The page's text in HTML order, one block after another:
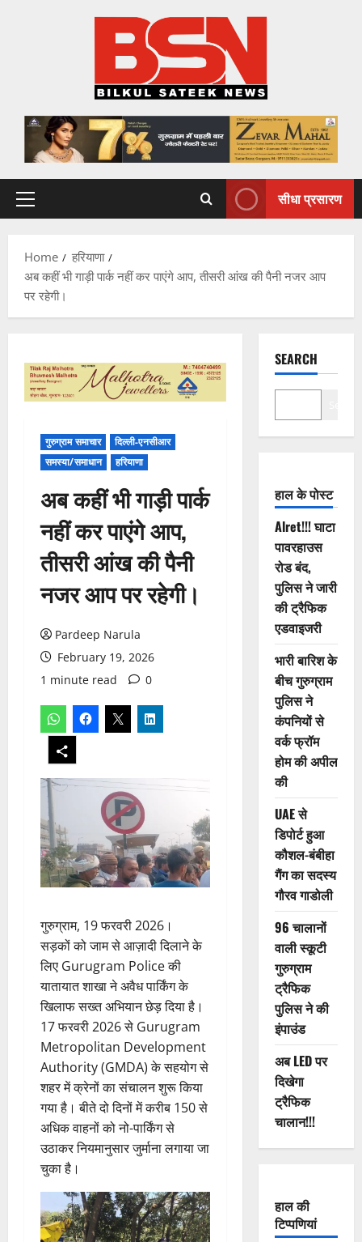
Primary
सीधा प्रसारण
Home
हरियाणा
अब कहीं भी गाड़ी पार्क नहीं कर पाएंगे आप, तीसरी आंख की पैनी नजर आप
पर रहेगी।
गुरुग्राम समाचार
दिल्ली-एनसीआर
समस्या/समाधान
हरियाणा
अब कहीं भी गाड़ी पार्क
नहीं कर पाएंगे आप,
तीसरी आंख की पैनी
नजर आप पर रहेगी।
Pardeep Narula
February 19, 2026
1 minute read
0
गुरुग्राम, 19 फरवरी 2026।
सड़कों को जाम से आज़ादी दिलाने के
लिए Gurugram Police की
यातायात शाखा ने अवैध पार्किंग के
खिलाफ सख्त अभियान छेड़ दिया है।
17 फरवरी 2026 से Gurugram
Metropolitan Development
Authority (GMDA) के सहयोग से
शहर में क्रेनों का संचालन शुरू किया
गया है। बीते दो दिनों में करीब 150 से
अधिक वाहनों को नो-पार्किंग से
उठाकर नियमानुसार जुर्माना लगाया जा
चुका है।
SEARCH
हाल के पोस्ट
Alret!!! घाटा
पावरहाउस
रोड बंद,
पुलिस ने जारी
की ट्रैफिक
एडवाइजरी
भारी बारिश के
बीच गुरुग्राम
पुलिस ने
कंपनियों से
वर्क फ्रॉम
होम की अपील
की
UAE से
डिपोर्ट हुआ
कौशल-बंबीहा
गैंग का सदस्य
गौरव गाडोली
96 चालानों
वाली स्कूटी
गुरुग्राम
ट्रैफिक
पुलिस ने की
इंपाउंड
अब LED पर
दिखेगा
ट्रैफिक
चालान!!!
हाल की
टिप्पणियां